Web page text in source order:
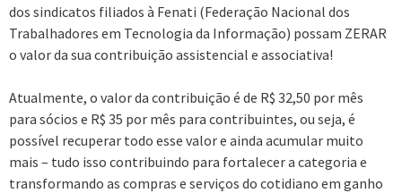
dos sindicatos filiados à Fenati (Federação Nacional dos
Trabalhadores em Tecnologia da Informação) possam ZERAR
o valor da sua contribuição assistencial e associativa!
Atualmente, o valor da contribuição é de R$ 32,50 por mês
para sócios e R$ 35 por mês para contribuintes, ou seja, é
possível recuperar todo esse valor e ainda acumular muito
mais – tudo isso contribuindo para fortalecer a categoria e
transformando as compras e serviços do cotidiano em ganho